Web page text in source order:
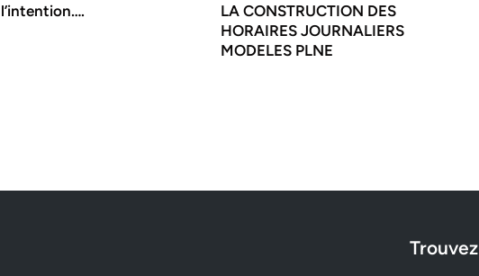
LA CONSTRUCTION DES
HORAIRES JOURNALIERS
MODELES PLNE